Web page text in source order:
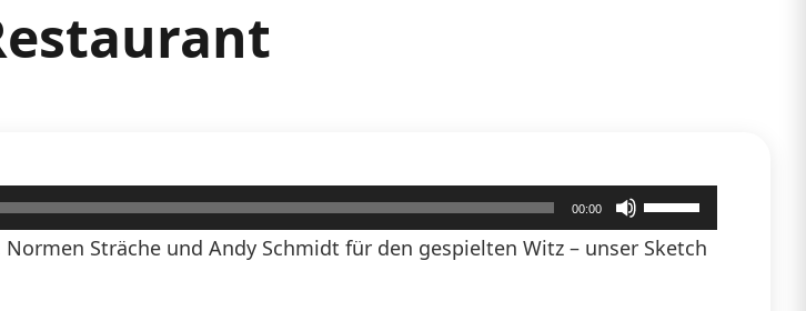
00:00
Pfeiltasten
Hoch/Runter
Sträche und Andy Schmidt für den gespielten Witz – unser Sketch